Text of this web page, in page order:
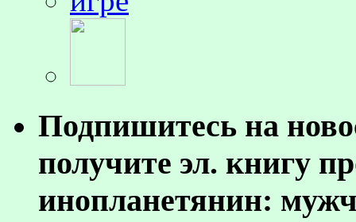
Подпишитесь на
получите эл. книгу
инопланетянин: